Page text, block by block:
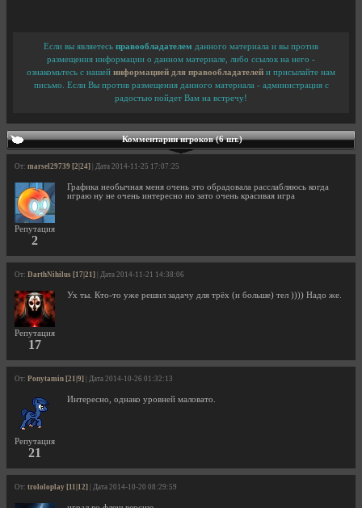
Если вы являетесь правообладателем данного материала и вы против
размещения информации о данном материале, либо ссылок на него -
ознакомьтесь с нашей информацией для правообладателей и присылайте нам
письмо. Если Вы против размещения данного материала - администрация с
радостью пойдет Вам на встречу!
Комментарии игроков (6 шт.)
От: marsel29739 [2|24] | Дата 2014-11-25 17:07:25
Репутация
2
Графика необычная меня очень это обрадовала расслабляюсь когда
играю ну не очень интересно но зато очень красивая игра
От: DarthNihilus [17|21] | Дата 2014-11-21 14:38:06
Репутация
17
Ух ты. Кто-то уже решил задачу для трёх (и больше) тел )))) Надо же.
От: Ponytamin [21|9] | Дата 2014-10-26 01:32:13
Репутация
21
Интересно, однако уровней маловато.
От: trololoplay [11|12] | Дата 2014-10-20 08:29:59